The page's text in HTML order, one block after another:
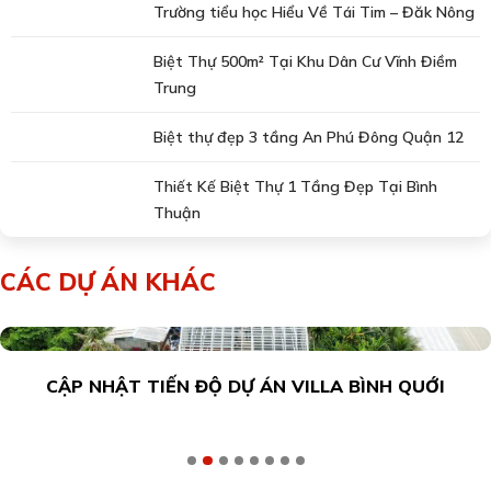
Trường tiểu học Hiểu Về Tái Tim – Đăk Nông
Biệt Thự 500m² Tại Khu Dân Cư Vĩnh Điềm
Trung
Biệt thự đẹp 3 tầng An Phú Đông Quận 12
Thiết Kế Biệt Thự 1 Tầng Đẹp Tại Bình
Thuận
CÁC DỰ ÁN KHÁC
ÁN VILLA BÌNH QUỚI BIỆT THỰ NHÀ